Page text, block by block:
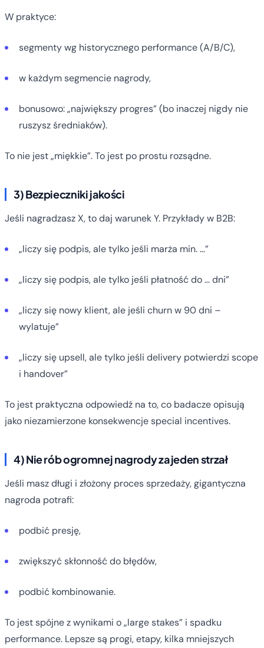
W praktyce:
segmenty wg historycznego performance (A/B/C),
w każdym segmencie nagrody,
bonusowo: „największy progres” (bo inaczej nigdy nie
ruszysz średniaków).
To nie jest „miękkie”. To jest po prostu rozsądne.
3) Bezpieczniki jakości
Jeśli nagradzasz X, to daj warunek Y. Przykłady w B2B:
„liczy się podpis, ale tylko jeśli marża min. …”
„liczy się podpis, ale tylko jeśli płatność do … dni”
„liczy się nowy klient, ale jeśli churn w 90 dni –
wylatuje”
„liczy się upsell, ale tylko jeśli delivery potwierdzi scope
i handover”
To jest praktyczna odpowiedź na to, co badacze opisują
jako niezamierzone konsekwencje special incentives.
4) Nie rób ogromnej nagrody za jeden strzał
Jeśli masz długi i złożony proces sprzedaży, gigantyczna
nagroda potrafi:
podbić presję,
zwiększyć skłonność do błędów,
podbić kombinowanie.
To jest spójne z wynikami o „large stakes” i spadku
performance. Lepsze są progi, etapy, kilka mniejszych